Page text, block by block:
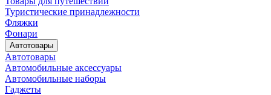
Туристические принадлежности
Фляжки
Фонари
Автотовары
Автотовары
Автомобильные аксессуары
Автомобильные наборы
Гаджеты